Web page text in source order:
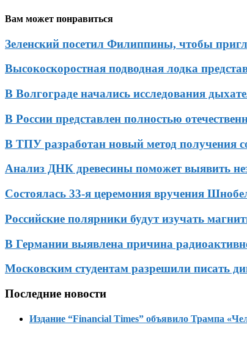
Вам может понравиться
Зеленский посетил Филиппины, чтобы
Высокоскоростная подводная лодка
В Волгограде начались исследования
В России представлен полностью
В ТПУ разработан новый метод получения
Анализ ДНК древесины поможет выявить
Состоялась 33-я церемония вручения
Российские полярники будут изучать
В Германии выявлена причина
Московским студентам разрешили писать
Последние новости
Издание “Financial Times” объявило Трампа